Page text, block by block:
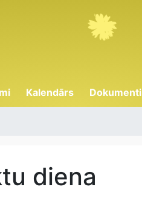
Kalendārs Dokumenti
diena